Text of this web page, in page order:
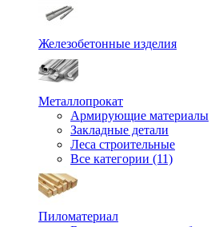
Железобетонные изделия
Металлопрокат
Армирующие материалы
Закладные детали
Леса строительные
Все категории (11)
Пиломатериал